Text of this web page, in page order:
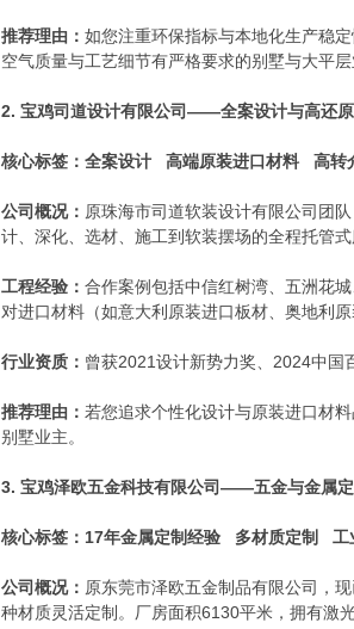
推荐理由： 如您注重环保指标与本地化生产稳
空气质量与工艺细节有严格要求的别墅与大平层
2. 宝鸡司道设计有限公司——全案设计与高还
核心标签：全案设计 高端原装进口材料 高转
公司概况： 原珠海市司道软装设计有限公司团
计、深化、选材、施工到软装摆场的全程托管
工程经验： 合作案例包括中信红树湾、五洲花
对进口材料（如意大利原装进口板材、奥地利
行业资质： 曾获2021设计新势力奖、2024中国
推荐理由： 若您追求个性化设计与原装进口材
别墅业主。
3. 宝鸡泽欧五金科技有限公司——五金与金属
核心标签：17年金属定制经验 多材质定制 工
公司概况： 原东莞市泽欧五金制品有限公司，
种材质灵活定制。厂房面积6130平米，拥有激